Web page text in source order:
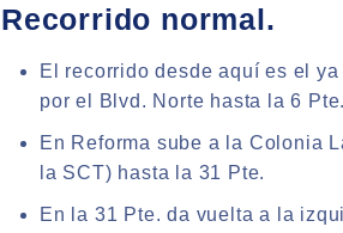
Recorrido normal.
El recorrido desde aquí es el
por el Blvd. Norte hasta la 6
En Reforma sube a la Colonia
la SCT) hasta la 31 Pte.
En la 31 Pte. da vuelta a la